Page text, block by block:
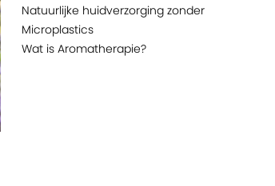
Natuurlijke huidverzorging zonder
Microplastics
Wat is Aromatherapie?